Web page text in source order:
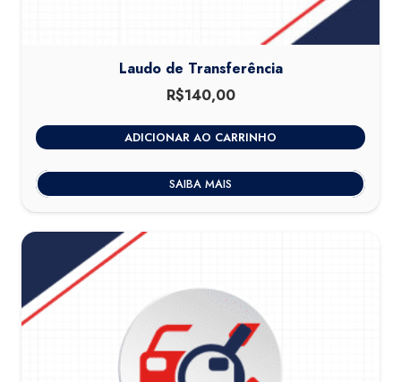
Laudo de Transferência
R$140,00
ADICIONAR AO CARRINHO
SAIBA MAIS